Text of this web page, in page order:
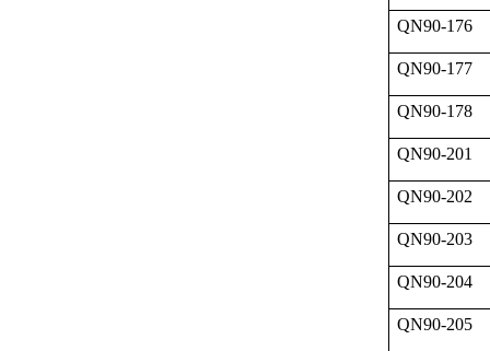
QN90-176
QN90-177
QN90-178
QN90-201
QN90-202
QN90-203
QN90-204
QN90-205